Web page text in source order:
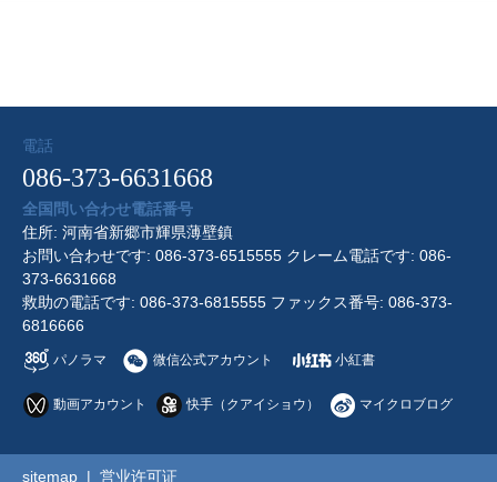
電話
086-373-6631668
全国問い合わせ電話番号
住所: 河南省新郷市輝県薄壁鎮
お問い合わせです: 086-373-6515555 クレーム電話です: 086-
373-6631668
救助の電話です: 086-373-6815555 ファックス番号: 086-373-
6816666
パノラマ 微信公式アカウント 小紅書
動画アカウント 快手（クアイショウ） マイクロブログ
sitemap | 営业许可证